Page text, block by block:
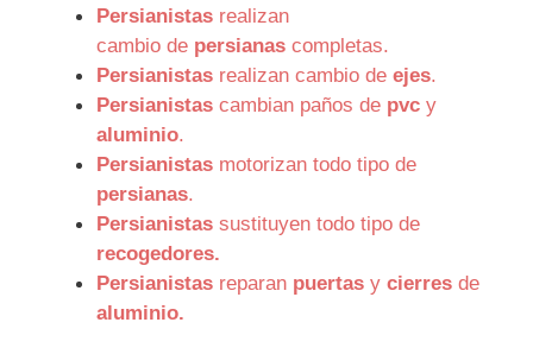
Persianistas realizan
cambio de persianas completas.
Persianistas realizan cambio de ejes.
Persianistas cambian paños de pvc y
aluminio.
Persianistas motorizan todo tipo de
persianas.
Persianistas sustituyen todo tipo de
recogedores.
Persianistas reparan puertas y cierres de
aluminio.